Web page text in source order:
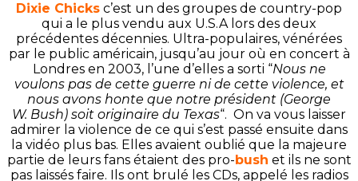
Dixie Chicks c’est un des groupes de country-pop
qui a le plus vendu aux U.S.A lors des deux
précédentes décennies. Ultra-populaires, vénérées
par le public américain, jusqu’au jour où en concert à
Londres en 2003, l’une d’elles a sorti “Nous ne
voulons pas de cette guerre ni de cette violence, et
nous avons honte que notre président (George
W. Bush) soit originaire du Texas“. On va vous laisser
admirer la violence de ce qui s’est passé ensuite dans
la vidéo plus bas. Elles avaient oublié que la majeure
partie de leurs fans étaient des pro-bush et ils ne sont
pas laissés faire. Ils ont brulé les CDs, appelé les radios